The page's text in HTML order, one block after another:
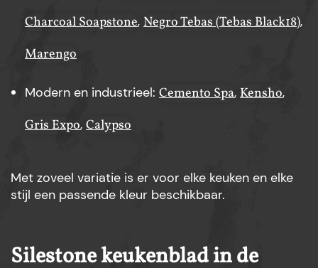
Charcoal Soapstone, Negro Tebas (Tebas Black18),
Marengo
Modern en industrieel: Cemento Spa, Kensho,
Gris Expo, Calypso
Met zoveel variatie is er voor elke keuken en elke
stijl een passende kleur beschikbaar.
Silestone keukenblad in de